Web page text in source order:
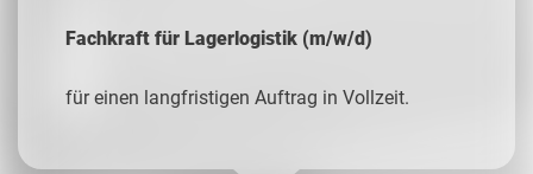
Fachkraft für Lagerlogistik (m/w/d)
für einen langfristigen Auftrag in Vollzeit.